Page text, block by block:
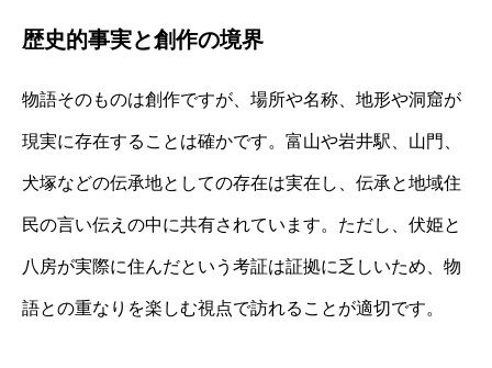
歴史的事実と創作の境界
物語そのものは創作ですが、場所や名称、地形や洞窟が
現実に存在することは確かです。富山や岩井駅、山門、
犬塚などの伝承地としての存在は実在し、伝承と地域住
民の言い伝えの中に共有されています。ただし、伏姫と
八房が実際に住んだという考証は証拠に乏しいため、物
語との重なりを楽しむ視点で訪れることが適切です。